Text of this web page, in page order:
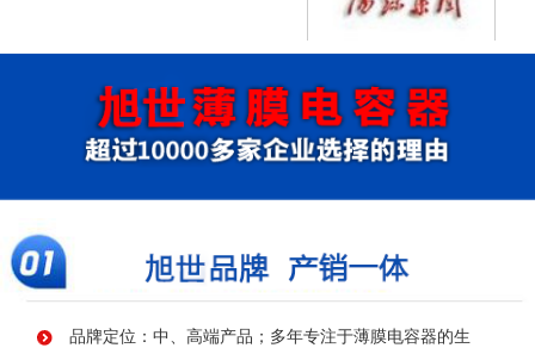
山西省阳泉市阳泉煤业集团
品牌定位：中、高端产品；多年专注于薄膜电容器的生